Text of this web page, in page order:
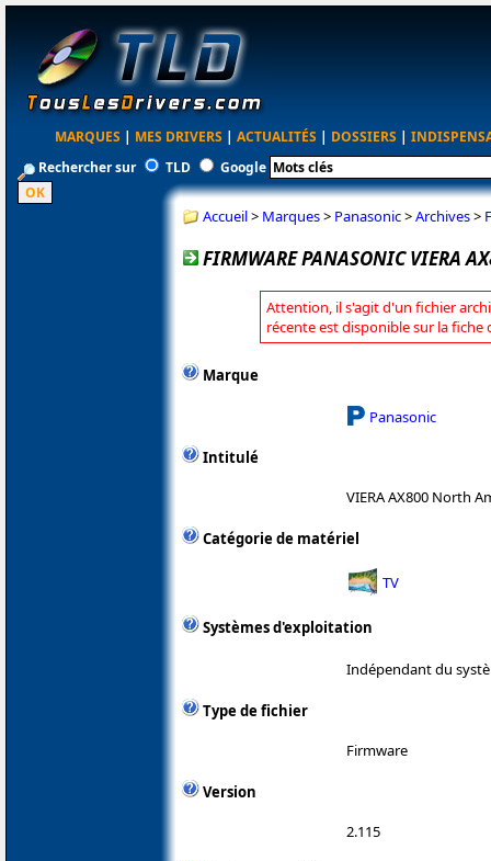
MARQUES | MES DRIVERS | ACTUALITÉS | DOSSIERS |
Rechercher sur
TLD Google
Accueil> Marques> Panasonic>Archives>
FIRMWARE PANASONIC VIERA
Attention, il s'agit d'un fichier
récente est disponible sur la fiche
Marque
Panasonic
Intitulé
VIERA AX800 North
Catégorie de matériel
TV
Systèmes d'exploitation
Indépendant du
Type de fichier
Firmware
Version
2.115